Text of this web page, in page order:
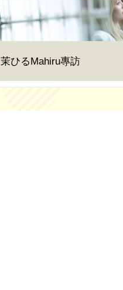
茉ひるMahiru專訪